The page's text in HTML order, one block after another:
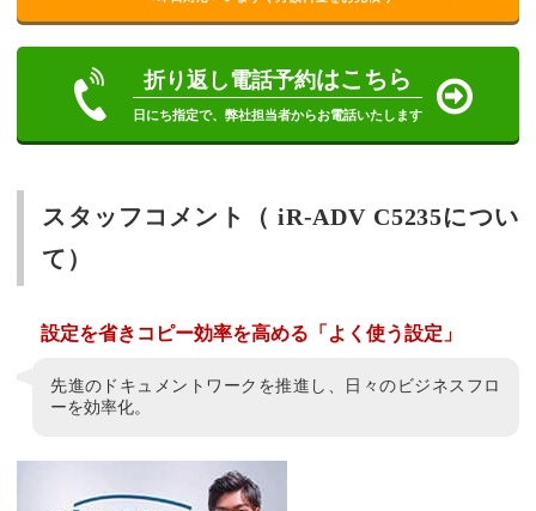
折り返し電話予約はこちら
日にち指定で、弊社担当者からお電話いたします
スタッフコメント（ iR-ADV C5235につい
て）
設定を省きコピー効率を高める「よく使う設定」
先進のドキュメントワークを推進し、日々のビジネスフロ
ーを効率化。